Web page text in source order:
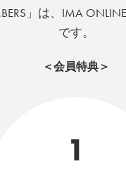
」は、IMA
です。
＜会員特典＞
1